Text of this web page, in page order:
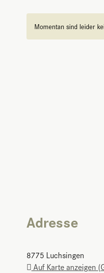
Momentan sind leider
Adresse
8775 Luchsingen
Auf Karte anzeigen